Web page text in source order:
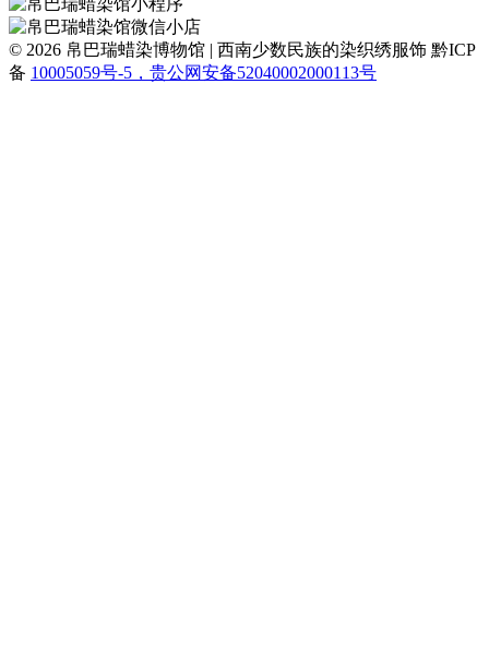
© 2026 帛巴瑞蜡染博物馆 | 西南少数民族的染织绣服饰 黔ICP
备 10005059号-5，贵公网安备52040002000113号